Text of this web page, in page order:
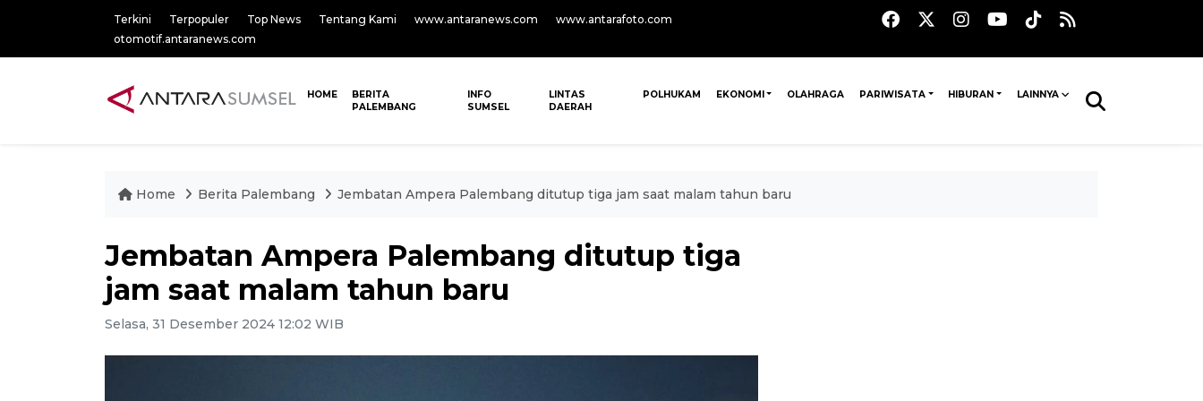
Terkini Terpopuler Top News Tentang Kami www.antaranews.com
www.antarafoto.com
otomotif.antaranews.com
HOME
BERITA
PALEMBANG
INFO
SUMSEL
LINTAS
DAERAH
POLHUKAM EKONOMI OLAHRAGA PARIWISATA HIBURAN LAINNYA
Home Berita Palembang Jembatan Ampera Palembang ditutup tiga jam saat malam tahun baru
Jembatan Ampera Palembang ditutup tiga
jam saat malam tahun baru
Selasa, 31 Desember 2024 12:02 WIB